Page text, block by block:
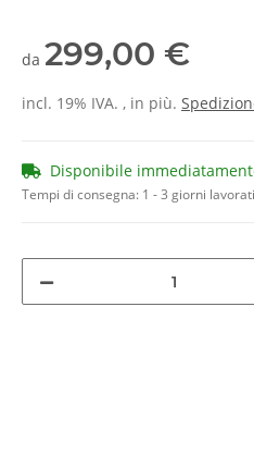
da 299,00 €
incl. 19% IVA. , in più.
Disponibile
Tempi di consegna: 1 - 3 giorni